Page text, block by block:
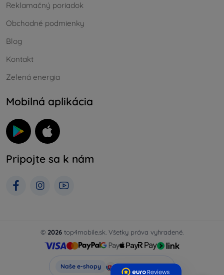
Reklamačný poriadok
Obchodné podmienky
Blog
Kontakt
Zelená energia
Mobilná aplikácia
Pripojte sa k nám
© 2026 top4mobile.sk. Všetky práva vyhradené.
Naše e-shopy Top4Mobile.sk